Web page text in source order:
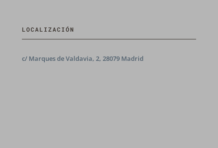
LOCALIZACIÓN
c/ Marques de Valdavia, 2, 28079 Madrid